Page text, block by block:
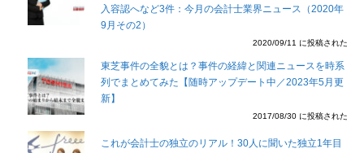
入容認へなど3件：今月の会計士業界ニュース（2020年
9月その2）
2020/09/11 に投稿された
東芝事件の全貌とは？事件の経緯と関連ニュースを時系
列でまとめてみた【随時アップデート中／2023年5月更
新】
2017/08/30 に投稿された
これが会計士の独立のリアル！30人に聞いた独立1年目